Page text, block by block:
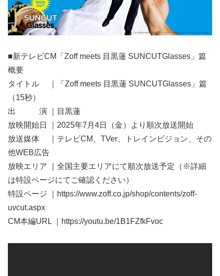
■新テレビCM「Zoff meets 目黒蓮 SUNCUTGlasses」篇
概要
タイトル ｜「Zoff meets 目黒蓮 SUNCUTGlasses」篇
（15秒）
出 演 ｜目黒蓮
放映開始日 ｜2025年7月4日（金）より順次放送開始
放送媒体 ｜テレビCM、TVer、トレインビジョン、その
他WEB広告
放映エリア ｜全国主要エリアにて順次放送予定（※詳細
は特設ページにてご確認ください）
特設ページ ｜https://www.zoff.co.jp/shop/contents/zoff-
uvcut.aspx
CM本編URL ｜https://youtu.be/1B1FZfkFvoc